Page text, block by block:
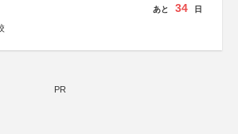
あと 34 日
PR